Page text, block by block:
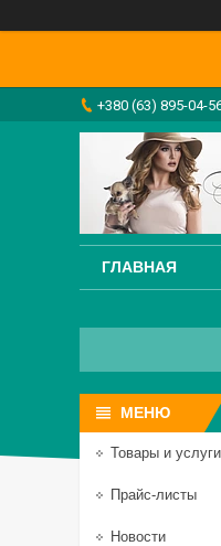
+380 (63) 895-04-
ГЛАВНАЯ
Товары и услуги
Прайс-листы
Новости